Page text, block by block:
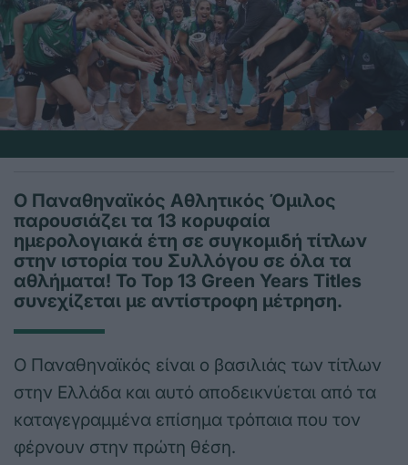
Ο Παναθηναϊκός Αθλητικός Όμιλος
παρουσιάζει τα 13 κορυφαία
ημερολογιακά έτη σε συγκομιδή τίτλων
στην ιστορία του Συλλόγου σε όλα τα
αθλήματα! Το Top 13 Green Years Titles
συνεχίζεται με αντίστροφη μέτρηση.
Ο Παναθηναϊκός είναι ο βασιλιάς των τίτλων
στην Ελλάδα και αυτό αποδεικνύεται από τα
καταγεγραμμένα επίσημα τρόπαια που τον
φέρνουν στην πρώτη θέση.